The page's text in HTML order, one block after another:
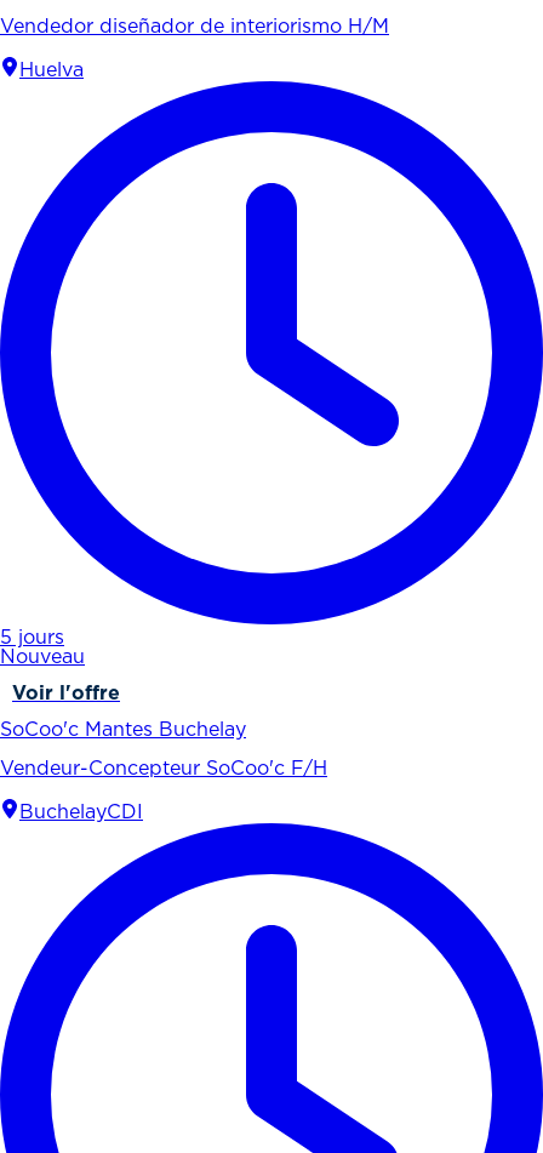
Vendedor diseñador de interiorismo H/M
Huelva
5 jours
Nouveau
Voir l'offre
SoCoo'c Mantes Buchelay
Vendeur-Concepteur SoCoo'c F/H
BuchelayCDI